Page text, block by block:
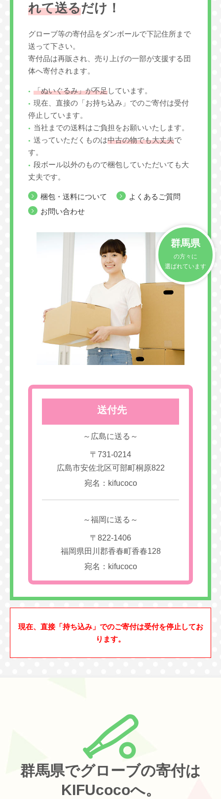
れて送るだけ！
グローブ等の寄付品をダンボールで下記住所まで
送って下さい。
寄付品は再販され、売り上げの一部が支援する団
体へ寄付されます。
「ぬいぐるみ」が不足しています。
現在、直接の「お持ち込み」でのご寄付は受付
停止しています。
当社までの送料はご負担をお願いいたします。
送っていただくものは中古の物でも大丈夫で
す。
段ボール以外のもので梱包していただいても大
丈夫です。
梱包・送料について
よくあるご質問
お問い合わせ
群馬県
の方々に
選ばれています
送付先
～広島に送る～
〒731-0214
広島市安佐北区可部町桐原822
宛名：kifucoco
～福岡に送る～
〒822-1406
福岡県田川郡香春町香春128
宛名：kifucoco
現在、直接「持ち込み」でのご寄付は受付を停止してお
ります。
群馬県でグローブの寄付は
KIFUcocoへ。